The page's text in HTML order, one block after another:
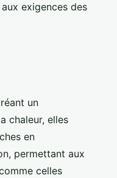
exigences des
un
chaleur, elles
en
permettant aux
celles